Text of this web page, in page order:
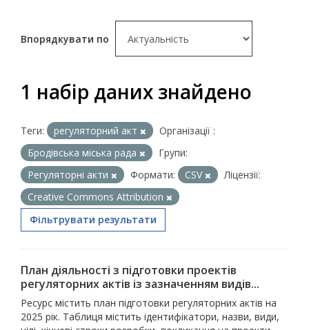
Впорядкувати по
1 набір даних знайдено
Теги: регуляторний акт
Організації :
Бродівська міська рада
Групи:
Регуляторні акти
Формати: CSV
Ліцензії:
Creative Commons Attribution
Фільтрувати результати
План діяльності з підготовки проектів
регуляторних актів із зазначенням видів...
Ресурс містить план підготовки регуляторних актів на
2025 рік. Таблиця містить ідентифікатори, назви, види,